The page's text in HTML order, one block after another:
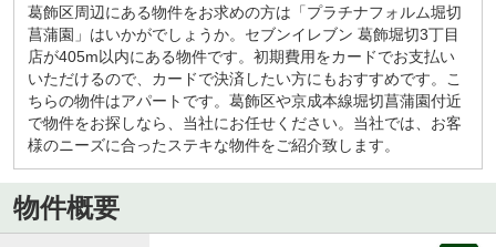
葛飾区周辺にある物件をお求めの方は「プラチナフォルム堀切
菖蒲園」はいかがでしょうか。セブンイレブン 葛飾堀切3丁目
店が405m以内にある物件です。初期費用をカードでお支払い
いただけるので、カードで決済したい方にもおすすめです。こ
ちらの物件はアパートです。葛飾区や京成本線堀切菖蒲園付近
で物件をお探しなら、当社にお任せください。当社では、お客
様のニーズに合ったステキな物件をご紹介致します。
物件概要